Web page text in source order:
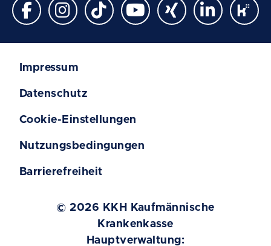
Impressum
Datenschutz
Cookie-Einstellungen
Nutzungsbedingungen
Barrierefreiheit
© 2026 KKH Kaufmännische
Krankenkasse
Hauptverwaltung: